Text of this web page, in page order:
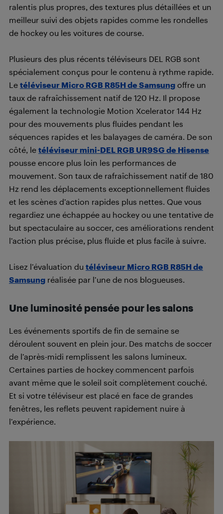
ralentis plus propres, des textures plus détaillées et un
meilleur suivi des objets rapides comme les rondelles
de hockey ou les voitures de course.
Plusieurs des plus récents téléviseurs DEL RGB sont
spécialement conçus pour le contenu à rythme rapide.
Le téléviseur Micro RGB R85Hde Samsung offre un
taux de rafraîchissement natif de 120 Hz. Il propose
également la technologie Motion Xcelerator 144 Hz
pour des mouvements plus fluides pendant les
séquences rapides et les balayages de caméra. De son
côté, le téléviseur mini-DEL RGB UR9SG de Hisense
pousse encore plus loin les performances de
mouvement. Son taux de rafraîchissement natif de 180
Hz rend les déplacements exceptionnellement fluides
et les scènes d’action rapides plus nettes. Que vous
regardiez une échappée au hockey ou une tentative de
but spectaculaire au soccer, ces améliorations rendent
l’action plus précise, plus fluide et plus facile à suivre.
Lisez l’évaluation du téléviseur Micro RGB R85H de
Samsung réalisée par l’une de nos blogueuses.
Une luminosité pensée pour les salons
Les événements sportifs de fin de semaine se
déroulent souvent en plein jour. Des matchs de soccer
de l’après-midi remplissent les salons lumineux.
Certaines parties de hockey commencent parfois
avant même que le soleil soit complètement couché.
Et si votre téléviseur est placé en face de grandes
fenêtres, les reflets peuvent rapidement nuire à
l’expérience.